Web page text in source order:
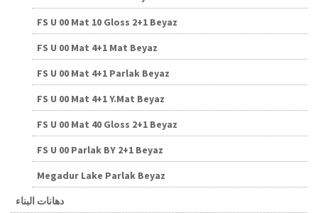
FS U 00 Mat 10 Gloss 2+1 Beyaz
FS U 00 Mat 4+1 Mat Beyaz
FS U 00 Mat 4+1 Parlak Beyaz
FS U 00 Mat 4+1 Y.Mat Beyaz
FS U 00 Mat 40 Gloss 2+1 Beyaz
FS U 00 Parlak BY 2+1 Beyaz
Megadur Lake Parlak Beyaz
دهانات البناء